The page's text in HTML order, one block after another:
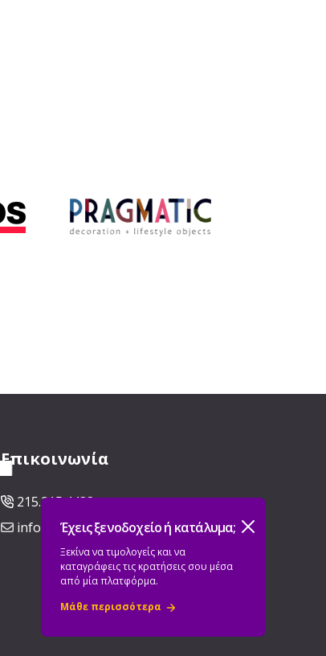
Έχεις ξενοδοχείο ή κατάλυμα;
Ξεκίνα να τιμολογείς και να
καταγράφεις τις κρατήσεις σου μέσα
από μία πλατφόρμα.
Μάθε περισσότερα
Επικοινωνία
215.215.4433
info@pelatologio.gr